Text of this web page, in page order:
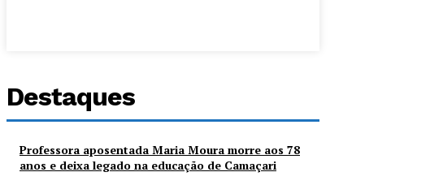
Destaques
Professora aposentada Maria Moura morre aos 78
anos e deixa legado na educação de Camaçari